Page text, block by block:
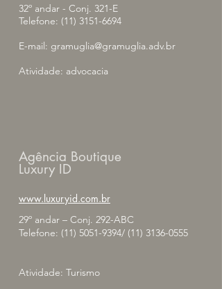
32º andar - Conj. 321-E
Telefone: (11) 3151-6694
E-mail: gramuglia@gramuglia.adv.br
Atividade: advocacia
Agência Boutique
Luxury ID
www.luxuryid.com.br
29º andar – Conj. 292-ABC
Telefone: (11) 5051-9394/ (11) 3136-0555
Atividade: Turismo